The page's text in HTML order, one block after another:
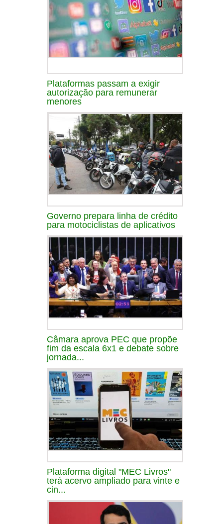
Plataformas passam a exigir
autorização para remunerar
menores
Governo prepara linha de crédito
para motociclistas de aplicativos
Câmara aprova PEC que propõe
fim da escala 6x1 e debate sobre
jornada...
Plataforma digital "MEC Livros"
terá acervo ampliado para vinte e
cin...